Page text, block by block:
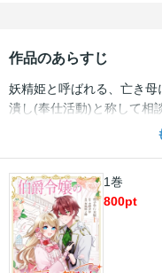
作品のあらすじ
妖精姫と呼ばれる、亡き
潰し(奉仕活動)と称して相
てきた男は、依頼もせず
弟公爵との、甘くて危険な
1巻
800pt